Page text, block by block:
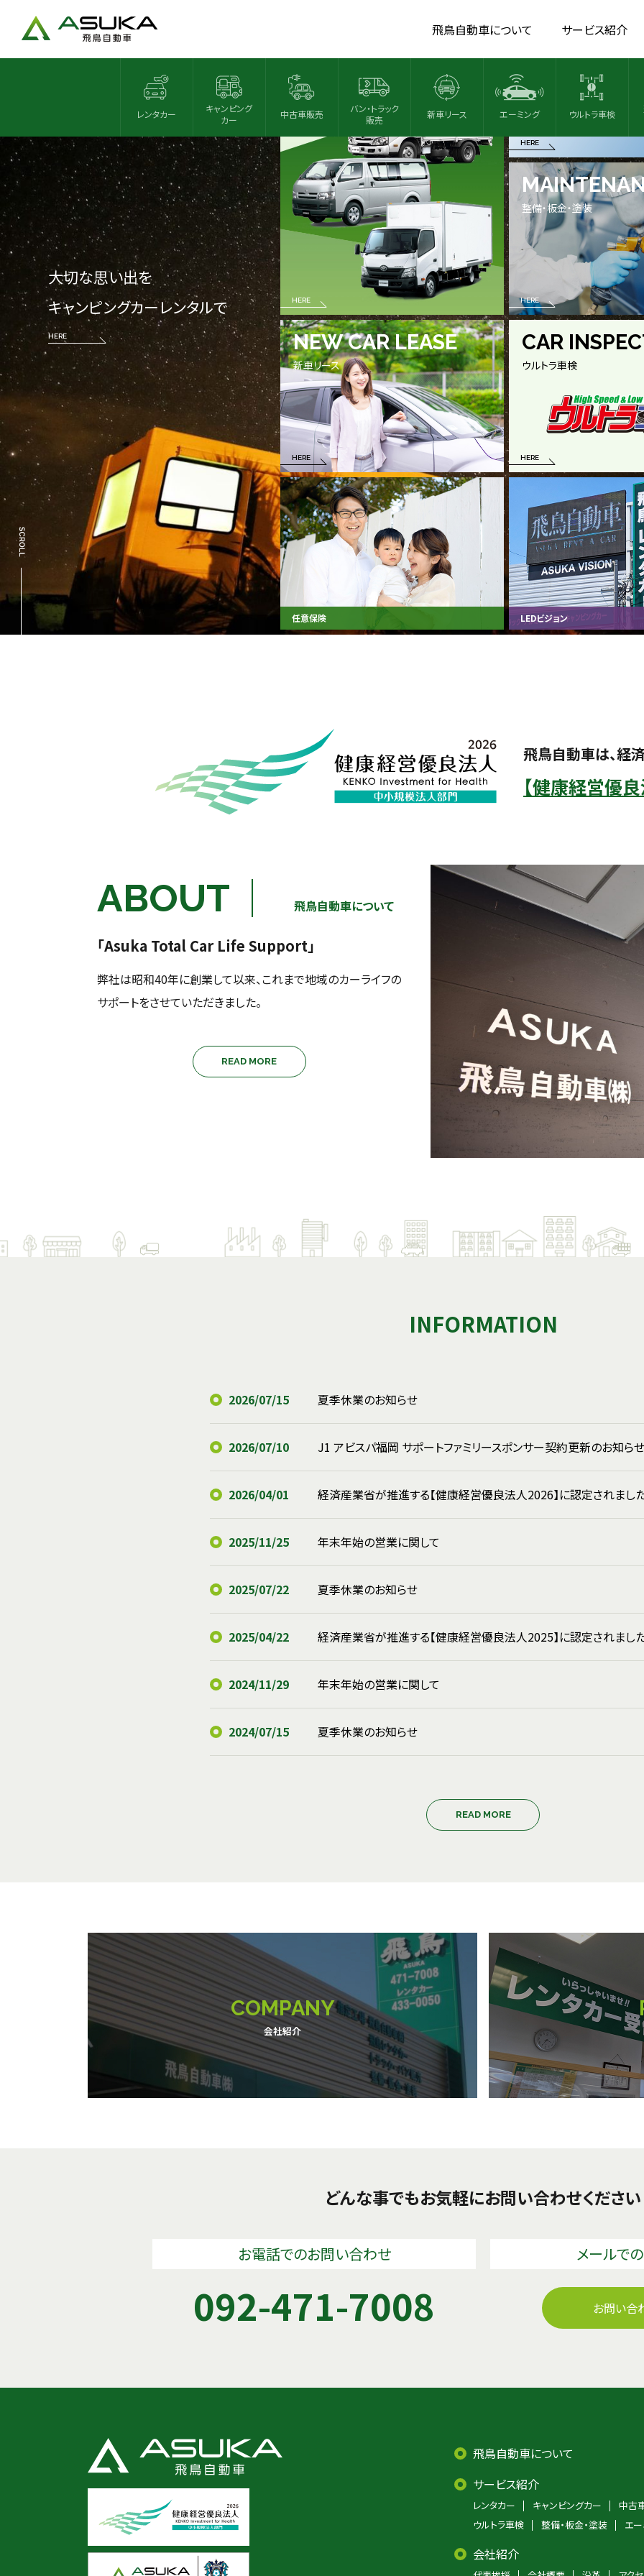
飛鳥自動車について サービス紹介
レンタカー
キャンピング
カー
中古車販売
バン・トラック
販売
新車リース エーミング ウルトラ車検
HERE
大切な思い出を
キャンピングカーレンタルで
HERE
HERE
HERE
HERE
USED CAR
HERE
整備・板金・塗装
HERE
NEW CAR LEASE
新車リース
HERE
CAR
ウルトラ車検
HERE
LEDビジョン
任意保険
飛鳥自動車は、経
【健康経営優
ABOUT 飛鳥自動車について
「Asuka Total Car Life Support」
弊社は昭和40年に創業して以来、これまで地域のカーライフの
サポートをさせていただきました。
READ MORE
INFORMATION
2026/07/15 夏季休業のお知らせ
2026/07/10 J1 アビスパ福岡 サポートファミリースポンサー契約更新のお知らせ
2026/04/01 経済産業省が推進する【健康経営優良法人2026】に認定されまし
2025/11/25 年末年始の営業に関して
2025/07/22 夏季休業のお知らせ
2025/04/22 経済産業省が推進する【健康経営優良法人2025】に認定されまし
2024/11/29 年末年始の営業に関して
2024/07/15 夏季休業のお知らせ
READ MORE
COMPANY
会社紹介
どんな事でもお気軽にお問い合わせください
お電話でのお問い合わせ
092-471-7008
メールで
お問い合
飛鳥自動車について
サービス紹介
レンタカー キャンピングカー
中古
ウルトラ車検
整備・板金・塗装 エ
会社紹介